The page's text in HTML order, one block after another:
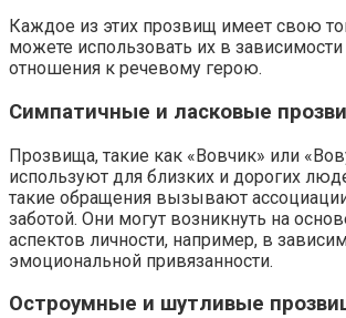
Каждое из этих прозвищ имеет свою
можете использовать их в зависимости
отношения к речевому герою.
Симпатичные и ласковые
Прозвища, такие как «Вовчик» или
используют для близких и дорогих
такие обращения вызывают
заботой. Они могут возникнуть на
аспектов личности, например, в
эмоциональной привязанности.
Остроумные и шутливые